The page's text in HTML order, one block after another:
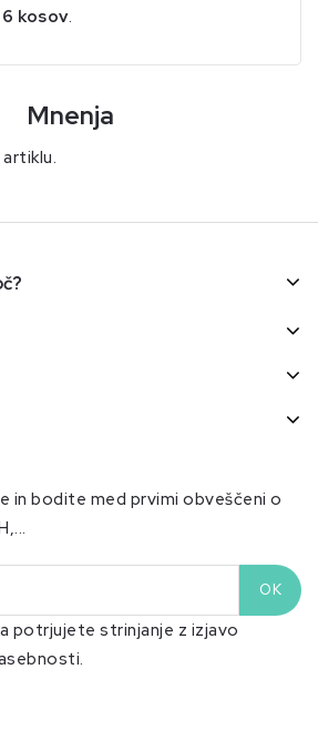
6 kosov.
Mnenja
in bodite med prvimi obveščeni o
potrjujete strinjanje z izjavo